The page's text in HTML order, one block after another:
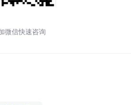
微信快速咨询